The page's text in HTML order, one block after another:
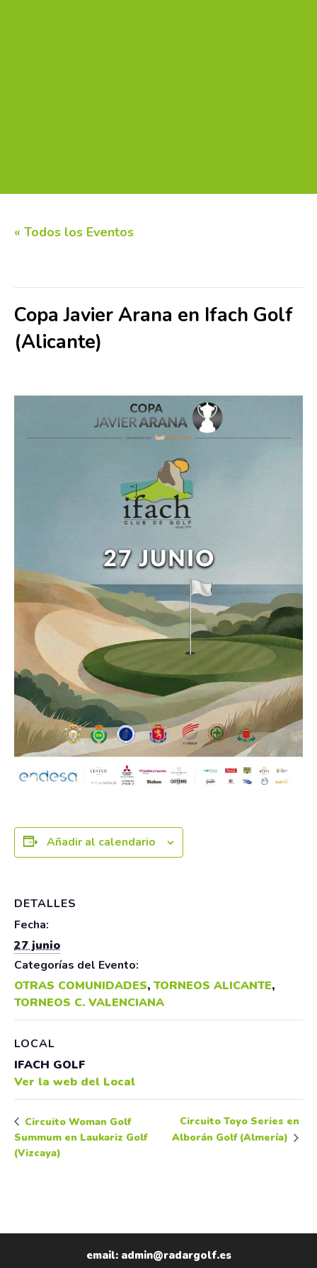
« Todos los Eventos
Copa Javier Arana en Ifach Golf
(Alicante)
Añadir al calendario
DETALLES
Fecha:
27 junio
Categorías del Evento:
OTRAS COMUNIDADES, TORNEOS ALICANTE,
TORNEOS C. VALENCIANA
LOCAL
IFACH GOLF
Ver la web del Local
Circuito Woman Golf
Summum en Laukariz Golf
(Vizcaya)
Circuito Toyo Series en
Alborán Golf (Almería)
email: admin@radargolf.es